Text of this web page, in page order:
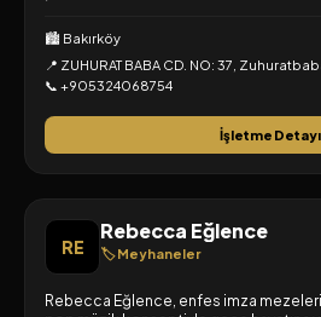
🏙️ Bakırköy
📍 ZUHURAT BABA CD. NO: 37,
📞 +905324068754
İşletme Detayı
RE
Rebecca Eğlence
🏷️ Meyhaneler
Rebecca Eğlence, enfes imza